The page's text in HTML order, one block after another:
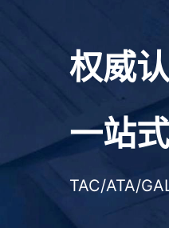
让语
跨越
二十年翻译